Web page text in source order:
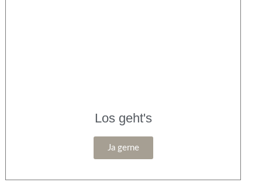
Los geht's
Ja gerne